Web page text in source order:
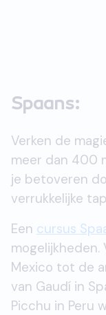
Spaans:
Verken de
meer dan 400
je betoveren
verrukkelijke
Een cursus
Mexico tot de
van Gaudí in
Picchu in Peru